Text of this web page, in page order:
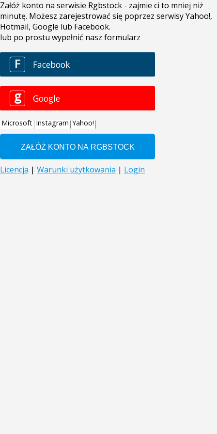
Załóż konto na serwisie Rgbstock - zajmie ci to mniej niż
minutę. Możesz zarejestrować się poprzez serwisy Yahoo!,
Hotmail, Google lub Facebook.
lub po prostu wypełnić nasz formularz
F Facebook
g Google
Microsoft Instagram Yahoo!
Licencja | Warunki użytkowania | Login